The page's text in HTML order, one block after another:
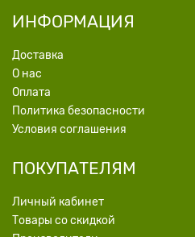
ИНФОРМАЦИЯ
Доставка
О нас
Оплата
Политика безопасности
Условия соглашения
ПОКУПАТЕЛЯМ
Личный кабинет
Товары со скидкой